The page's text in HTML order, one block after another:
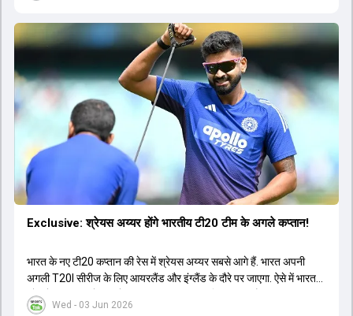
Wed - 03 Jun 2026
Exclusive: श्रेयस अय्यर होंगे भारतीय टी20 टीम के अगले कप्तान!
भारत के नए टी20 कप्तान की रेस में श्रेयस अय्यर सबसे आगे हैं. भारत अपनी
अगली T20I सीरीज के लिए आयरलैंड और इंग्लैंड के दौरे पर जाएगा. ऐसे में भारत
को श्रेयस अय्यर के रूप में एक नया T20I कप्तान मिल सकता है.